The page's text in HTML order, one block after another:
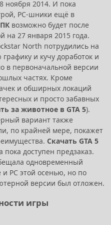
ноября 2014. И пока
PC-шники ещё в
возможно будет после
на 27 января 2015 года.
North потрудились на
и кучу доработок и
в первоначальной версии
частях. Кроме
и обширных локаций
и просто забавных
за животное в GTA 5).
вариант также
по крайней мере, покажет
Скачать GTA 5
доступен предзаказ.
одновременный
и PC этой осенью, но по
версии был отложен.
игры